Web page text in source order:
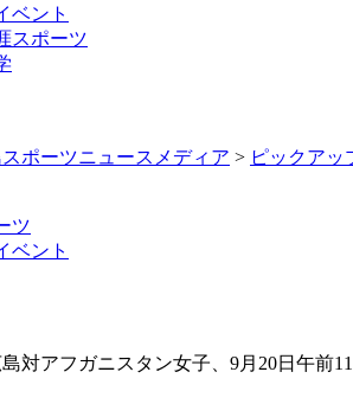
ベント
スポーツ
スポーツニュースメディア > ピックアッ
ツ
ベント
対アフガニスタン女子、9月20日午前